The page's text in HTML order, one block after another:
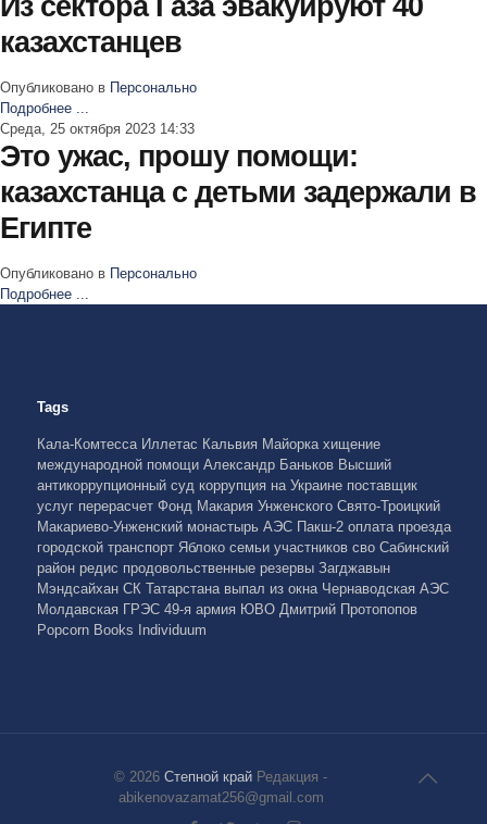
Из сектора Газа эвакуируют 40
казахстанцев
Опубликовано в Персонально
Подробнее ...
Среда, 25 октября 2023 14:33
Это ужас, прошу помощи:
казахстанца с детьми задержали в
Египте
Опубликовано в Персонально
Подробнее ...
Tags
Кала-Комтесса Иллетас Кальвия Майорка хищение
международной помощи Александр Баньков Высший
антикоррупционный суд коррупция на Украине поставщик
услуг перерасчет Фонд Макария Унженского Свято-Троицкий
Макариево-Унженский монастырь АЭС Пакш-2 оплата проезда
городской транспорт Яблоко семьи участников сво Сабинский
район редис продовольственные резервы Загджавын
Мэндсайхан СК Татарстана выпал из окна Чернаводская АЭС
Молдавская ГРЭС 49-я армия ЮВО Дмитрий Протопопов
Popcorn Books
Individuum
© 2026 Степной край Редакция -
abikenovazamat256@gmail.com